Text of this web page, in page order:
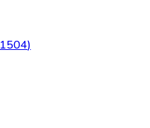
1504)